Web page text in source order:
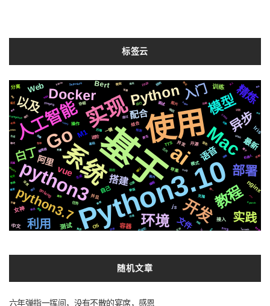
标签云
基于使用
Python3.10
系统 ai
实现
Go
python3
Mac
人工智能
开发
Python
环境
教程
Docker 模型
部署
python3.7
异步
入门
以及
利用 实践
白丁
精炼
搭建
配合
语音
vue
阿里
文件
最新
Web Bert
M1
nginx
容器
测试
训练
自己
js
Iris
女神
OS
接入
分离
中文
golang
TTS
一键
进阶
结合
苹果
并发
模式
开源
操作
并且
面试
api
图片
克隆
任务
协程
原生
芯片
前后
检测
编辑器
基础
2020
微软
国内
后端
机器人
深度 记录 编程
Selenium
通过
新版
svg
生成
结构
运行
自动化
音色
响应
ffmpeg
compose
变量
推荐
celery
场景
阻塞
镜像
Apple
各种
存储
Silicon
遇到
统一
CSS3
github
切换
动画
爬虫
属于
情况
协议
io
聊天
合成
页面
https
Pytorch
MacOs
支付宝
简历
快速
布局
Tornado
识别
集群
流程
可用
声音
机制
社交
数据
centos
推送
需要
格式
字幕
原理
模拟
架构
博客
rails
员工
换脸
全文检索
随机文章
六年弹指一挥间，没有不散的宴席，感恩